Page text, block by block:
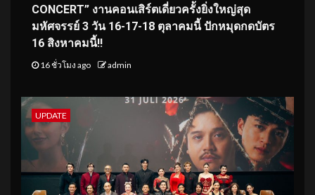
CONCERT” งานคอนเสิร์ตเดี่ยวครั้งยิ่งใหญ่สุด
มหัศจรรย์ 3 วัน 16-17-18 ตุลาคมนี้ ปักหมุดกดบัตร
16 สิงหาคมนี้!!
16 ชั่วโมง ago admin
UPDATE